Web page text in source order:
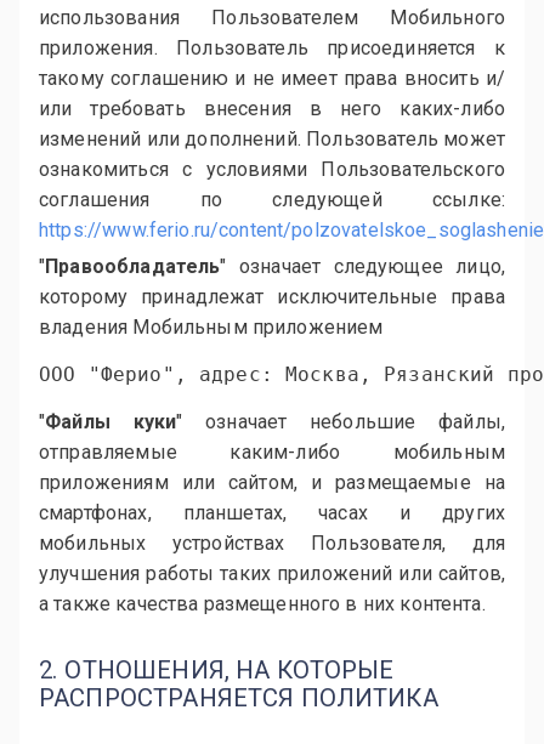
использования Пользователем Мобильного
приложения. Пользователь присоединяется к
такому соглашению и не имеет права вносить и/
или требовать внесения в него каких-либо
изменений или дополнений. Пользователь может
ознакомиться с условиями Пользовательского
соглашения по следующей ссылке:
https://www.ferio.ru/content/polzovatelskoe_soglashenie
"Правообладатель" означает следующее лицо,
которому принадлежат исключительные права
владения Мобильным приложением
"Файлы куки" означает небольшие файлы,
отправляемые каким-либо мобильным
приложениям или сайтом, и размещаемые на
смартфонах, планшетах, часах и других
мобильных устройствах Пользователя, для
улучшения работы таких приложений или сайтов,
а также качества размещенного в них контента.
2. ОТНОШЕНИЯ, НА КОТОРЫЕ
РАСПРОСТРАНЯЕТСЯ ПОЛИТИКА